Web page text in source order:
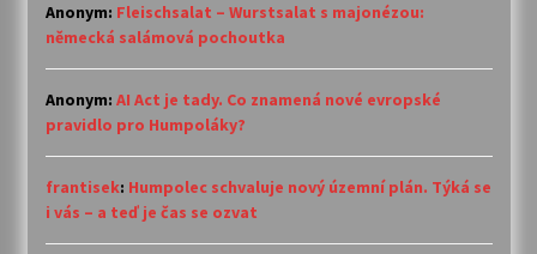
Anonym: Fleischsalat – Wurstsalat s majonézou:
německá salámová pochoutka
Anonym: AI Act je tady. Co znamená nové evropské
pravidlo pro Humpoláky?
frantisek: Humpolec schvaluje nový územní plán. Týká se
i vás – a teď je čas se ozvat